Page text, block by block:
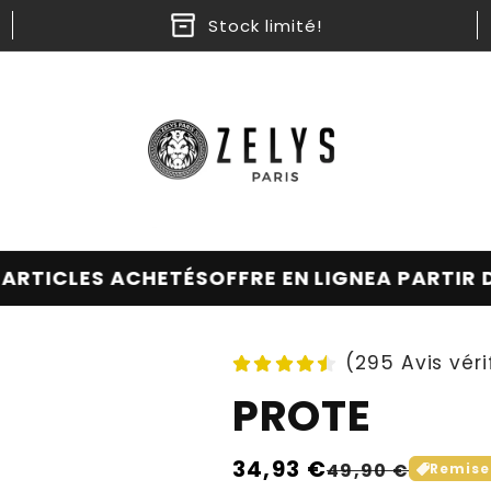
Stock limité!
ACHETÉSOFFRE EN LIGNEA PARTIR DE
(295 Avis
PROTE
Prix
34,93 €
Prix
49,90 €